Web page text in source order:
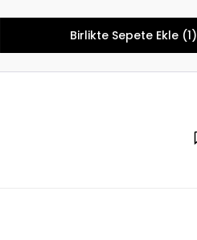
Birlikte Sepete Ekle (1)